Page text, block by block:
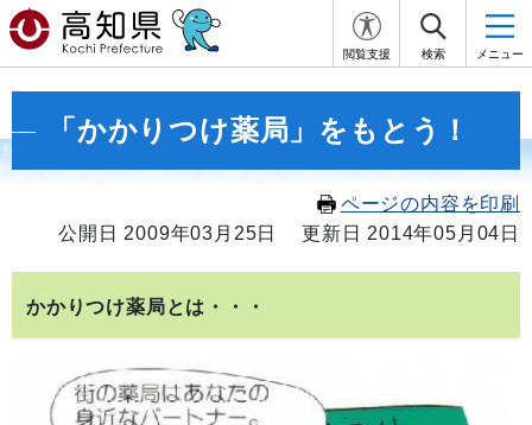
閲覧支援 検索 メニュー
「かかりつけ薬局」をもとう！
ページの内容を印刷
公開日 2009年03月25日
更新日 2014年05月04日
かかりつけ薬局とは・・・